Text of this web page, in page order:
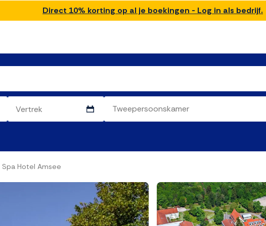
Direct 10% korting op al je boekingen - Log in als bedrijf.
Spa Hotel Amsee